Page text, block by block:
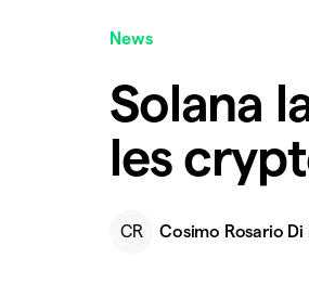
News
Solana
les
CR Cosimo Rosario Di